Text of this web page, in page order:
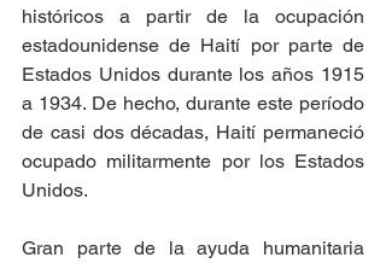
históricos a partir de la ocupación
estadounidense de Haití por parte de
Estados Unidos durante los años 1915
a 1934. De hecho, durante este período
de casi dos décadas, Haití permaneció
ocupado militarmente por los Estados
Unidos.
Gran parte de la ayuda humanitaria